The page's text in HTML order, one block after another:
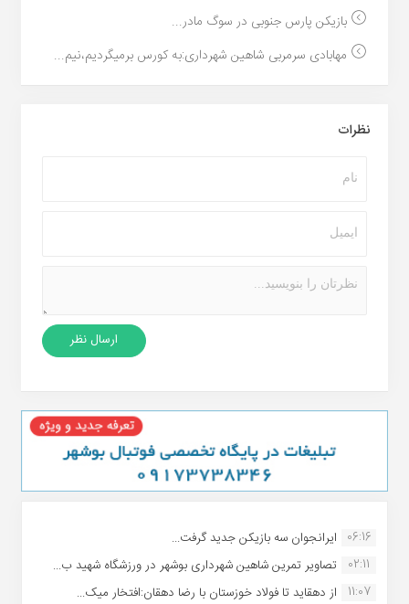
بازیکن پارس جنوبی در سوگ مادر...
مهابادی سرمربی شاهین شهرداری:به کورس برمیگردیم،نیم...
نظرات
06:16 ایرانجوان سه بازیکن جدید گرفت...
02:11
تصاویر تمرین شاهین شهردارى بوشهر در ورزشگاه شهید ب...
11:07
از دهقاید تا فولاد خوزستان با رضا دهقان:افتخار میک...